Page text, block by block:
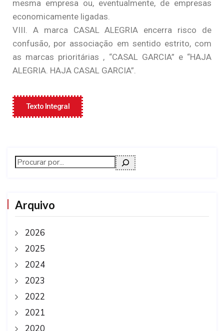
mesma empresa ou, eventualmente, de empresas
economicamente ligadas.
VIII. A marca CASAL ALEGRIA encerra risco de
confusão, por associação em sentido estrito, com
as marcas prioritárias , “CASAL GARCIA” e “HAJA
ALEGRIA. HAJA CASAL GARCIA”.
Texto Integral
Arquivo
2026
2025
2024
2023
2022
2021